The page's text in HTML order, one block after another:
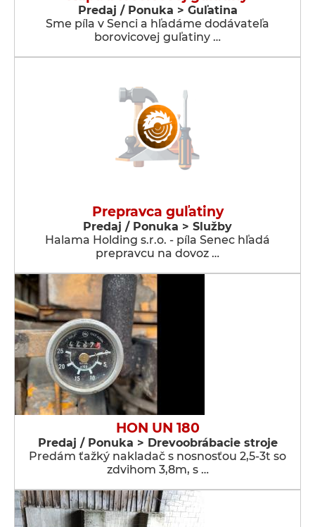
Predaj / Ponuka > Guľatina
Sme píla v Senci a hľadáme dodávateľa
borovicovej guľatiny …
Prepravca guľatiny
Predaj / Ponuka > Služby
Halama Holding s.r.o. - píla Senec hľadá
prepravcu na dovoz …
HON UN 180
Predaj / Ponuka > Drevoobrábacie stroje
Predám ťažký nakladač s nosnosťou 2,5-3t so
zdvihom 3,8m, s …